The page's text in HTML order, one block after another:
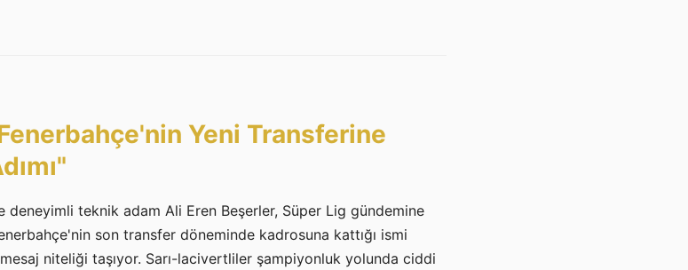
Yeni Transferine
deneyimli teknik adam Ali Eren Beşerler, Süper Lig gündemine
son transfer döneminde kadrosuna kattığı ismi
niteliği taşıyor. Sarı-lacivertliler şampiyonluk yolunda ciddi